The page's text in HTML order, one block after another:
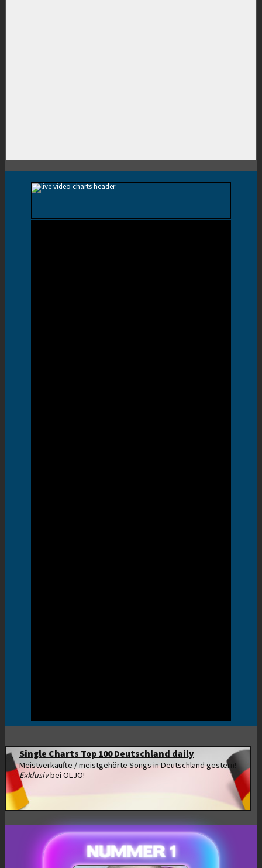
Single Charts Top 100 Deutschland daily
Meistverkaufte / meistgehörte Songs in Deutschland gestern!
Exklusivbei OLJO!